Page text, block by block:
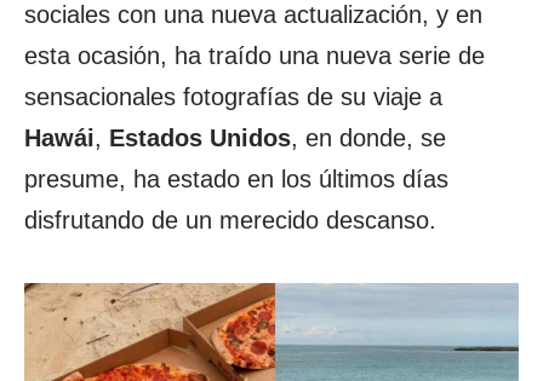
sociales con una nueva actualización, y en
esta ocasión, ha traído una nueva serie de
sensacionales fotografías de su viaje a
Hawái, Estados Unidos, en donde, se
presume, ha estado en los últimos días
disfrutando de un merecido descanso.